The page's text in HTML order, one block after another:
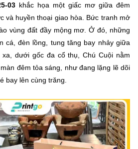
03 khắc họa một giấc mơ giữa đêm
và huyền thoại giao hòa. Bức tranh mở
vùng đất đầy mộng mơ. Ở đó, những
cá, đèn lồng, tung tăng bay nhảy giữa
xa, dưới gốc đa cổ thụ, Chú Cuội nằm
đêm tỏa sáng, như đang lặng lẽ dõi
bay lên cùng trăng.